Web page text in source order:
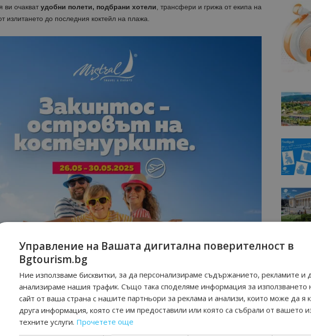
ви очакват удобни полети, подбрани хотели , трансфери и грижа от екипа на
излитането до последния коктейл на плажа.
Управление на Вашата дигитална поверителност в
Bgtourism.bg
Ние използваме бисквитки, за да персонализираме съдържанието, рекламите и
анализираме нашия трафик. Също така споделяме информация за използването
сайт от ваша страна с нашите партньори за реклама и анализи, които може да я
друга информация, която сте им предоставили или която са събрали от вашето
техните услуги. Прочетете още